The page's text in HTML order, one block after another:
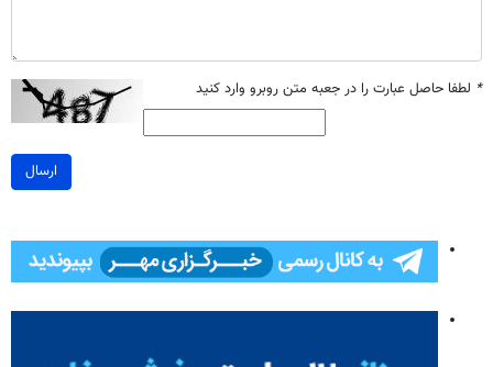
* لطفا حاصل عبارت را در جعبه متن روبرو وارد کنید
ارسال